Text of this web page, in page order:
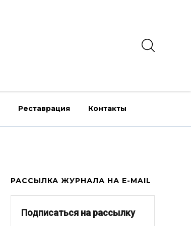
Реставрация Контакты
РАССЫЛКА ЖУРНАЛА НА E-MAIL
Подписаться на рассылку